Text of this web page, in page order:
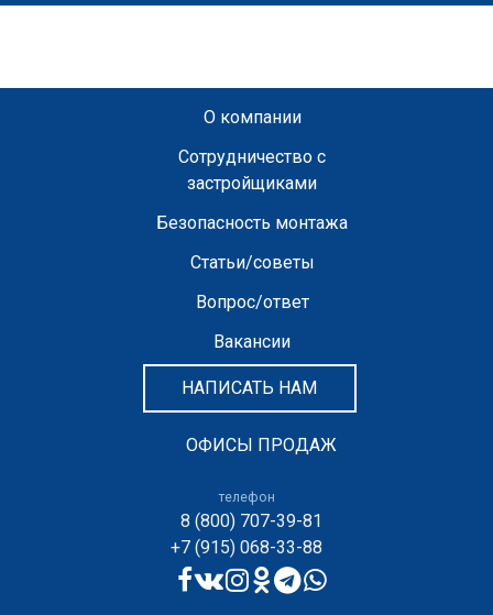
О компании
Сотрудничество с
застройщиками
Безопасность монтажа
Статьи/советы
Вопрос/ответ
Вакансии
НАПИСАТЬ НАМ
ОФИСЫ ПРОДАЖ
телефон
8 (800) 707-39-81
+7 (915) 068-33-88